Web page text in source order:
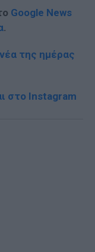
Google News
.
της ημέρας
στο Instagram